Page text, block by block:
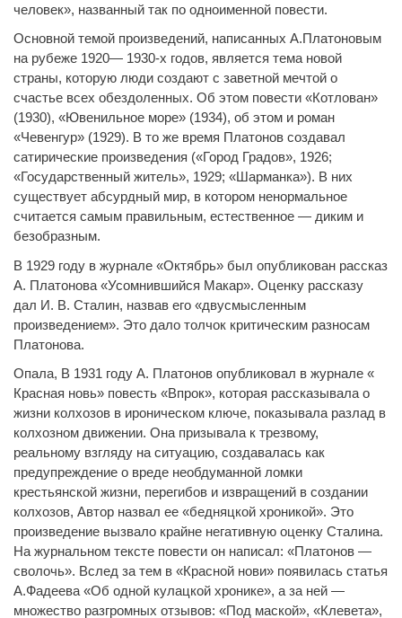
человек», названный так по одноименной повести.
Основной темой произведений, написанных А.Платоновым
на рубеже 1920— 1930-х годов, является тема новой
страны, которую люди создают с заветной мечтой о
счастье всех обездоленных. Об этом повести «Котлован»
(1930), «Ювенильное море» (1934), об этом и роман
«Чевенгур» (1929). В то же время Платонов создавал
сатирические произведения («Город Градов», 1926;
«Государственный житель», 1929; «Шарманка»). В них
существует абсурдный мир, в котором ненормальное
считается самым правильным, естественное — диким и
безобразным.
В 1929 году в журнале «Октябрь» был опубликован рассказ
А. Платонова «Усомнившийся Макар». Оценку рассказу
дал И. В. Сталин, назвав его «двусмысленным
произведением». Это дало толчок критическим разносам
Платонова.
Опала, В 1931 году А. Платонов опубликовал в журнале «
Красная новь» повесть «Впрок», которая рассказывала о
жизни колхозов в ироническом ключе, показывала разлад в
колхозном движении. Она призывала к трезвому,
реальному взгляду на ситуацию, создавалась как
предупреждение о вреде необдуманной ломки
крестьянской жизни, перегибов и извращений в создании
колхозов, Автор назвал ее «бедняцкой хроникой». Это
произведение вызвало крайне негативную оценку Сталина.
На журнальном тексте повести он написал: «Платонов —
сволочь». Вслед за тем в «Красной нови» появилась статья
А.Фадеева «Об одной кулацкой хронике», а за ней —
множество разгромных отзывов: «Под маской», «Клевета»,